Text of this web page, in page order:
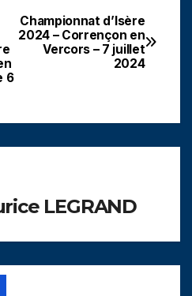
Championnat d’Isère
2024 – Corrençon en
Vercors – 7 juillet
2024
6
LEGRAND